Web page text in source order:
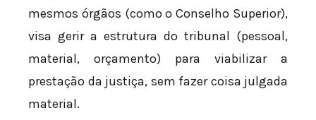
mesmos órgãos (como o Conselho Superior),
visa gerir a estrutura do tribunal (pessoal,
material, orçamento) para viabilizar a
prestação da justiça, sem fazer coisa julgada
material.